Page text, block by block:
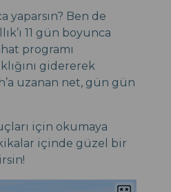
yaparsın? Ben de
11 gün boyunca
programı
gidererek
uzanan net, gün gün
için okumaya
içinde güzel bir